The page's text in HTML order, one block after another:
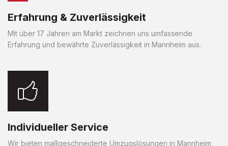
Erfahrung & Zuverlässigkeit
Mit über 17 Jahren am Markt zeichnen uns umfassende
Erfahrung und bewährte Zuverlässigkeit in Mannheim aus.
Individueller Service
Wir bieten maßgeschneiderte Umzugslösungen in Mannheim,